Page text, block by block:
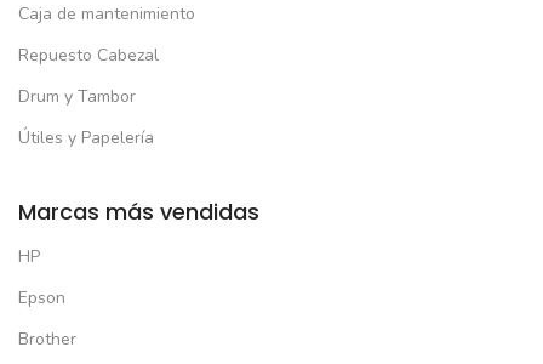
Caja de mantenimiento
Repuesto Cabezal
Drum y Tambor
Útiles y Papelería
Marcas más vendidas
HP
Epson
Brother